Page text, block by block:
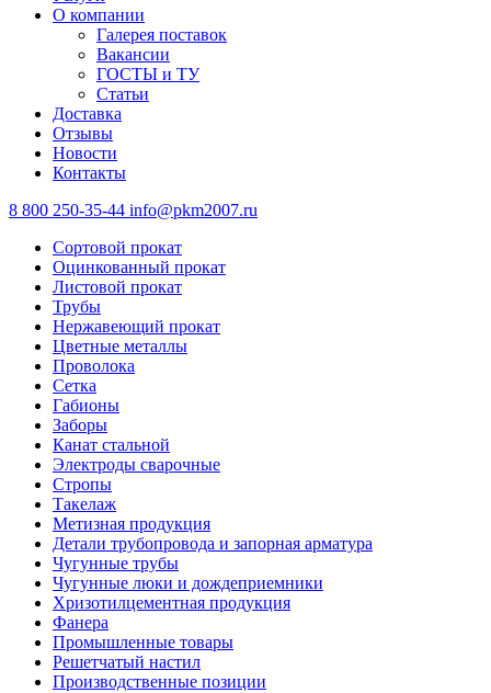
О компании
Галерея поставок
Вакансии
ГОСТЫ и ТУ
Статьи
Доставка
Отзывы
Новости
Контакты
8 800 250-35-44 info@pkm2007.ru
Сортовой прокат
Оцинкованный прокат
Листовой прокат
Трубы
Нержавеющий прокат
Цветные металлы
Проволока
Сетка
Габионы
Заборы
Канат стальной
Электроды сварочные
Стропы
Такелаж
Метизная продукция
Детали трубопровода и запорная арматура
Чугунные трубы
Чугунные люки и дождеприемники
Хризотилцементная продукция
Фанера
Промышленные товары
Решетчатый настил
Производственные позиции